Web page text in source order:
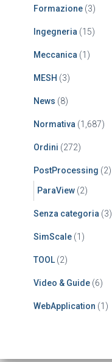
Formazione (3)
Ingegneria (15)
Meccanica (1)
MESH (3)
News (8)
Normativa (1,687)
Ordini (272)
PostProcessing (2)
ParaView (2)
Senza categoria (3)
SimScale (1)
TOOL (2)
Video & Guide (6)
WebApplication (1)